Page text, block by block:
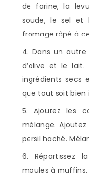
de farine, la
soude, le sel et
fromage râpé à
Dans un
d’olive et le lait.
ingrédients secs
que tout soit bien
Ajoutez les
mélange.
persil haché.
Répartissez
moules à muffins.